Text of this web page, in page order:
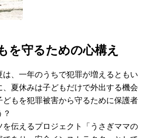
を守るための心構え
、一年のうちで犯罪が増えるともい
夏休みは子どもだけで外出する機会
どもを犯罪被害から守るために保護者
？
伝えるプロジェクト「うさぎママの